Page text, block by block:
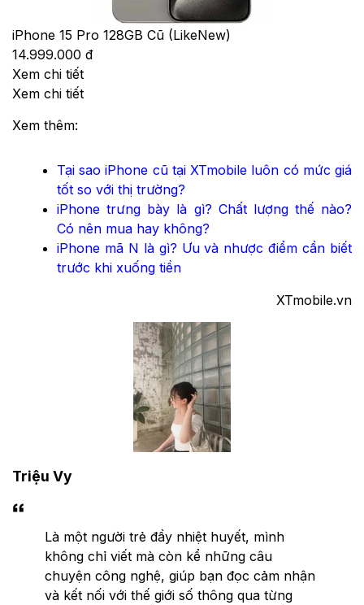
iPhone 15 Pro 128GB Cũ (LikeNew)
14.999.000 đ
Xem chi tiết
Xem chi tiết
Xem thêm:
Tại sao iPhone cũ tại XTmobile luôn có mức giá
tốt so với thị trường?
iPhone trưng bày là gì? Chất lượng thế nào?
Có nên mua hay không?
iPhone mã N là gì? Ưu và nhược điểm cần biết
trước khi xuống tiền
XTmobile.vn
Triệu Vy
Là một người trẻ đầy nhiệt huyết, mình
không chỉ viết mà còn kể những câu
chuyện công nghệ, giúp bạn đọc cảm nhận
và kết nối với thế giới số thông qua từng